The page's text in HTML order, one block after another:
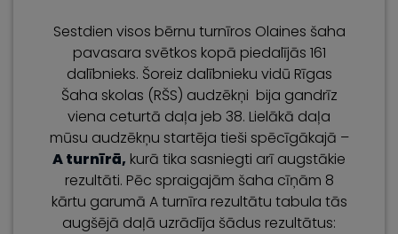
Sestdien visos bērnu turnīros Olaines šaha
pavasara svētkos kopā piedalījās 161
dalībnieks. Šoreiz dalībnieku vidū Rīgas
Šaha skolas (RŠS) audzēkņi bija gandrīz
viena ceturtā daļa jeb 38. Lielākā daļa
mūsu audzēkņu startēja tieši spēcīgākajā –
A turnīrā, kurā tika sasniegti arī augstākie
rezultāti. Pēc spraigajām šaha cīņām 8
kārtu garumā A turnīra rezultātu tabula tās
augšējā daļā uzrādīja šādus rezultātus: